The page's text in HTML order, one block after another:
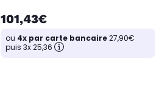
101,43€
ou 4x par carte bancaire27,90€
puis 3x 25,36